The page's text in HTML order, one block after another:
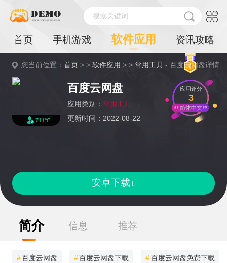
搜索关键词...
首页 手机游戏 软件应用 资讯攻略
您当前位置：首页 > >软件应用 > >常用工具 - 百度云网盘详情
711℃
百度云网盘
应用类别： 常用工具
更新时间：2022-08-22
应用评分
3
简体中文
安卓下载↓
简介 信息 推荐
#百度云网盘 #百度云网盘下载 #百度云网盘免费下载